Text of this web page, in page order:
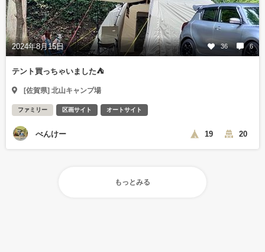
2024年8月15日 36 6
テント買っちゃいました⛺️
[佐賀県] 北山キャンプ場
ファミリー 区画サイト オートサイト
べんけー 19 20
もっとみる